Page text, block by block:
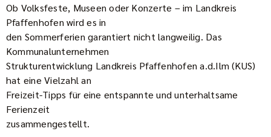
Ob Volksfeste, Museen oder Konzerte – im Landkreis
Pfaffenhofen wird es in
den Sommerferien garantiert nicht langweilig. Das
Kommunalunternehmen
Strukturentwicklung Landkreis Pfaffenhofen a.d.Ilm (KUS)
hat eine Vielzahl an
Freizeit-Tipps für eine entspannte und unterhaltsame
Ferienzeit
zusammengestellt.